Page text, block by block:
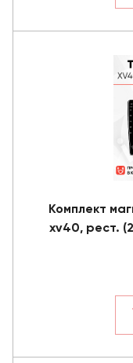
Комплект
xv40, рест.